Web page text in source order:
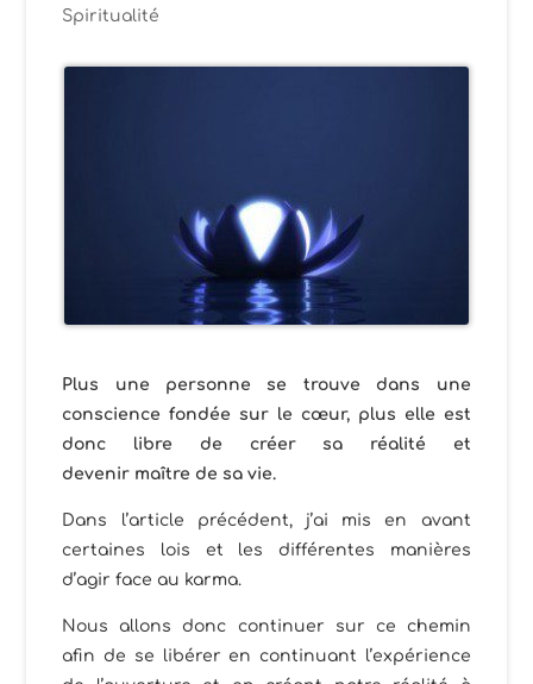
Spiritualité
Plus une personne se trouve dans une
conscience fondée sur le cœur, plus elle est
donc libre de créer sa réalité et
devenir maître de sa vie.
Dans l’article précédent, j’ai mis en avant
certaines lois et les différentes manières
d’agir face au karma.
Nous allons donc continuer sur ce chemin
afin de se libérer en continuant l’expérience